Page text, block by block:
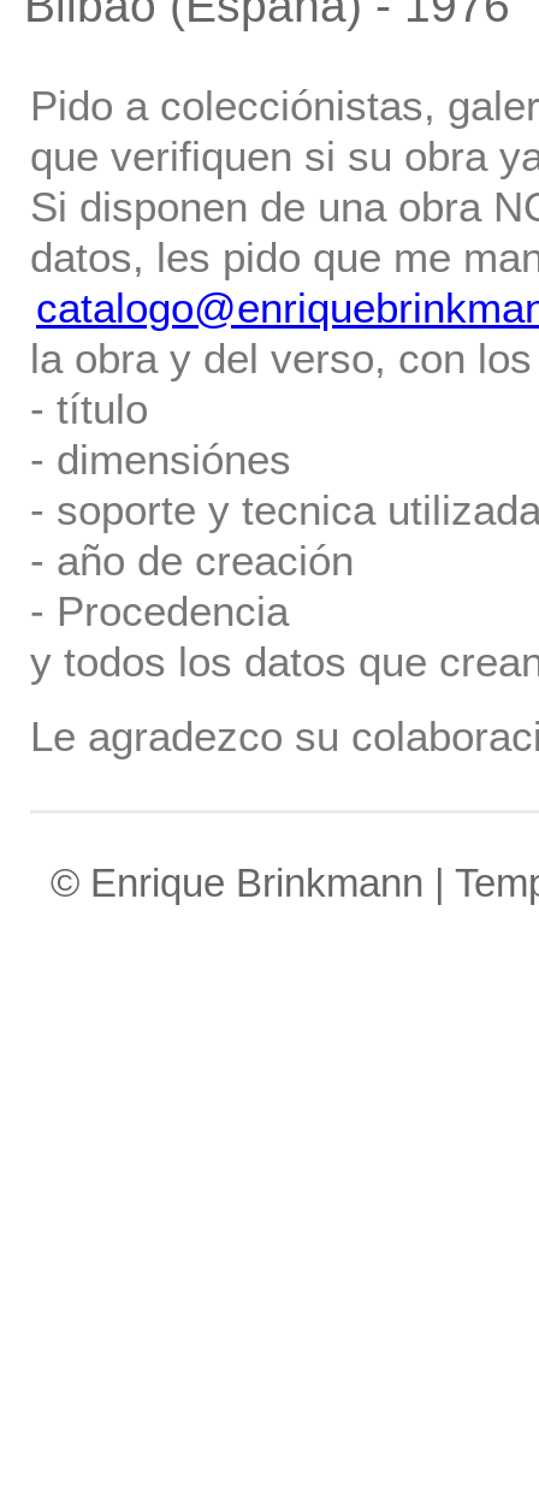
Pido a colecciónistas,
que verifiquen si su obra
Si disponen de una obra
datos, les pido que me
la obra y del verso, con
- título
- dimensiónes
- soporte y tecnica
- año de creación
- Procedencia
y todos los datos que
Le agradezco su
© Enrique Brinkmann |